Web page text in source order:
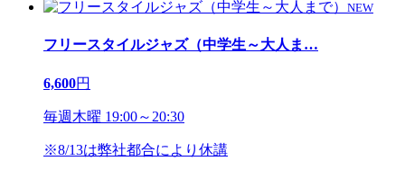
NEW
フリースタイルジャズ（中学生～大人ま…
6,600円
毎週木曜 19:00～20:30
※8/13は弊社都合により休講